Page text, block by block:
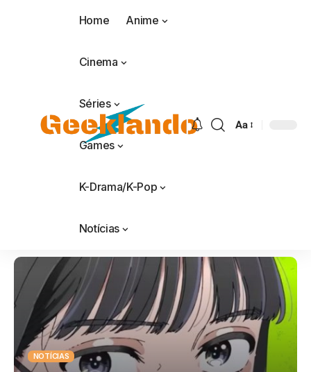
Home Anime
Cinema
Séries
Games
K-Drama/K-Pop
Notícias
Aa
NOTÍCIAS